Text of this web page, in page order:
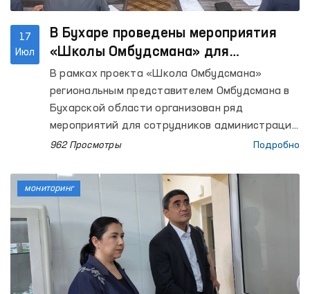
17
Июл
В Бухаре проведены мероприятия
«Школы Омбудсмана» для
сотрудников закрытых учреждений
В рамках проекта «Школа Омбудсмана»
региональным представителем Омбудсмана в
Бухарской области организован ряд
мероприятий для сотрудников администраций
колоний исполнения наказания №№ 1, 17 и 20,
мероприятиях приняли участие депутат
Бухарского областного Кенгаша народных
депутатов Д. Ахмедова и руководитель
Бухарского областного территориального
подразделения Общенационального движения
«Юксалиш» Х. Бобожонов.
962 Просмотры Подробно
мониторинг